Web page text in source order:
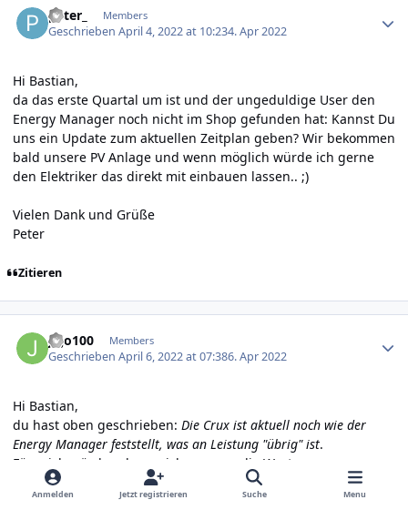
peter_ Members
GeschriebenApril 4, 2022 at 10:234. Apr 2022
Hi Bastian,
da das erste Quartal um ist und der ungeduldige User den
Energy Manager noch nicht im Shop gefunden hat: Kannst Du
uns ein Update zum aktuellen Zeitplan geben? Wir bekommen
bald unsere PV Anlage und wenn möglich würde ich gerne
den Elektriker das direkt mit einbauen lassen.. ;)
Vielen Dank und Grüße
Peter
Zitieren
jojo100 Members
GeschriebenApril 6, 2022 at 07:386. Apr 2022
Hi Bastian,
du hast oben geschrieben: Die Crux ist aktuell noch wie der
Energy Manager feststellt, was an Leistung "übrig" ist.
Für mich würde schon reichen wenn die Werte genommen
werden, welche ich aktuell per MQTT an den Warpcharger als
Ladeleistung übermittel [evse/current_limit]. Die Berechnung
Anmelden Jetzt registrieren Suche Menu